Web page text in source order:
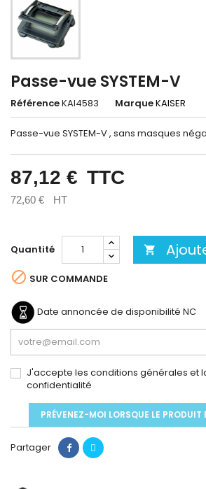
Passe-vue SYSTEM-V
RéférenceKAI4583 MarqueKAISER
Passe-vue SYSTEM-V , sans masques
87,12 € TTC
72,60 € HT
Quantité 
 SUR COMMANDE
Date annoncée de disponibilité NC
J'accepte les conditions générales et
confidentialité
PRÉVENEZ-MOI LORSQUE LE PRODUIT
Partager